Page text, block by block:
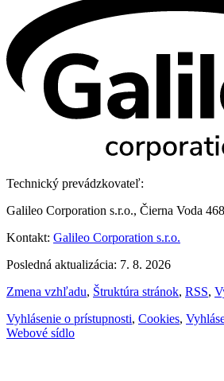
Technický prevádzkovateľ:
Galileo Corporation s.r.o., Čierna Voda
Kontakt: Galileo Corporation s.r.o.
Posledná aktualizácia: 7. 8. 2026
Zmena vzhľadu, Štruktúra stránok, RSS,
Vyhlásenie o prístupnosti, Cookies,
Webové sídlo